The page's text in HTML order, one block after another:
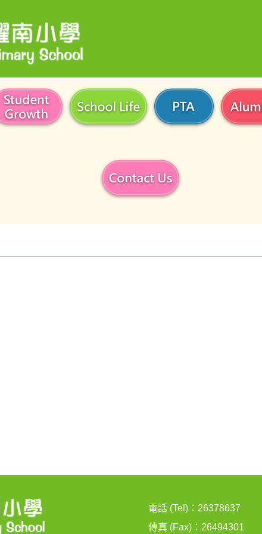
電話 (Tel)：26378637
傳真 (Fax)：26494301